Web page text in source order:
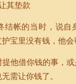
其垫款
结帐的当时，说自
宝里没有钱，他会
他借你钱的事，
需让你钱了。